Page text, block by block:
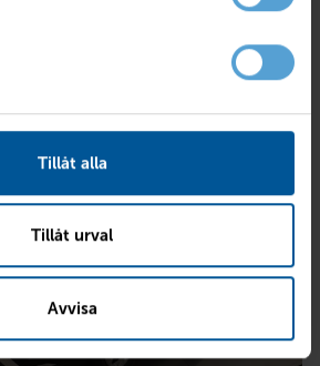
Tillåt alla
Tillåt urval
Avvisa